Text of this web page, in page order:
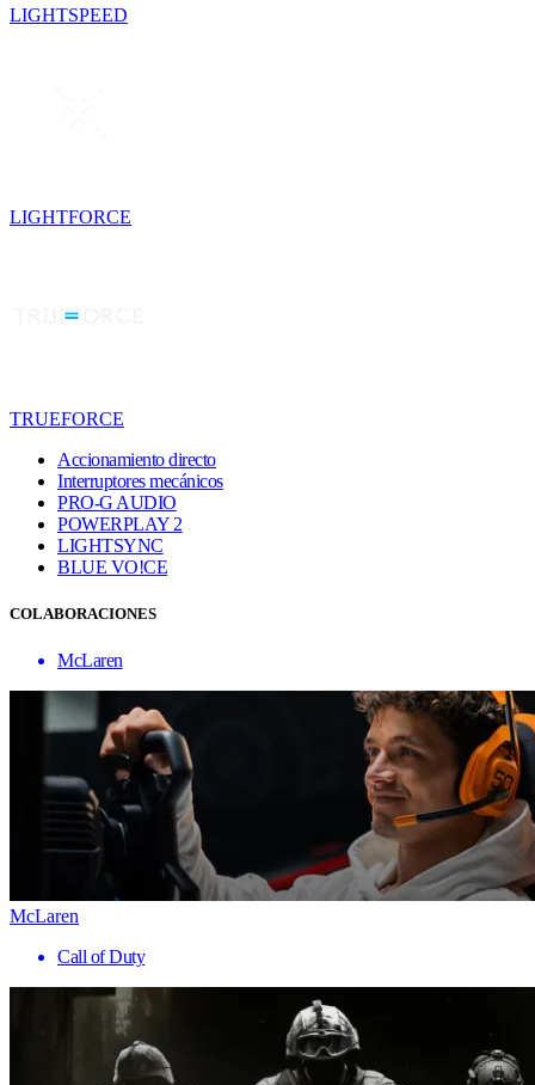
LIGHTSPEED
LIGHTFORCE
TRUEFORCE
Accionamiento directo
Interruptores mecánicos
PRO-G AUDIO
POWERPLAY 2
LIGHTSYNC
BLUE VO!CE
COLABORACIONES
McLaren
McLaren
Call of Duty